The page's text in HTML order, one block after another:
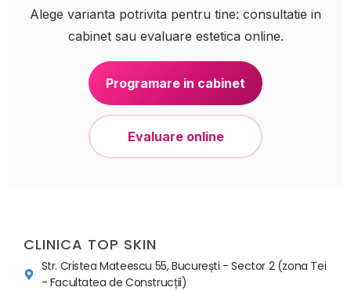
Alege varianta potrivita pentru tine: consultatie in
cabinet sau evaluare estetica online.
Programare in cabinet
Evaluare online
CLINICA TOP SKIN
Str. Cristea Mateescu 55, București - Sector 2 (zona Tei
- Facultatea de Construcții)